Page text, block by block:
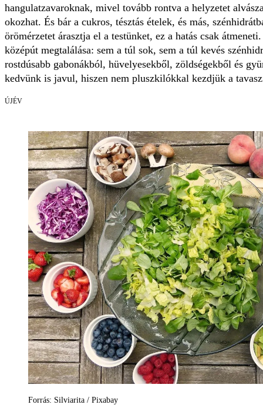
hangulatzavaroknak, mivel tovább rontva a helyzetet
okozhat. És bár a cukros, tésztás ételek, és más,
örömérzetet árasztja el a testünket, ez a hatás csak
középút megtalálása: sem a túl sok, sem a túl kevés
rostdúsabb gabonákból, hüvelyesekből, zöldségekből és
kedvünk is javul, hiszen nem pluszkilókkal kezdjük a
ÚJÉV
Forrás: Silviarita / Pixabay